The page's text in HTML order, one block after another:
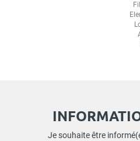
Je souhaite être